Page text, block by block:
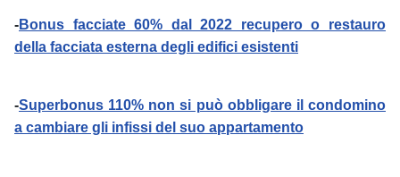
-Bonus facciate 60% dal 2022 recupero o restauro
della facciata esterna degli edifici esistenti
-Superbonus 110% non si può obbligare il condomino
a cambiare gli infissi del suo appartamento